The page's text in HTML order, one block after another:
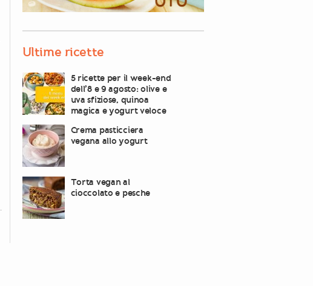
Ultime ricette
5 ricette per il week-end
dell’8 e 9 agosto: olive e
uva sfiziose, quinoa
magica e yogurt veloce
Crema pasticciera
vegana allo yogurt
Torta vegan al
cioccolato e pesche